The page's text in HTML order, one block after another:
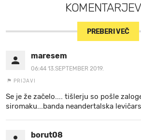
PREBERI VEČ
maresem
06:44 13.SEPTEMBER 2019.
PRIJAVI
Se je že začelo.... tišlerju so pošle
siromaku...banda neandertalska
borut08